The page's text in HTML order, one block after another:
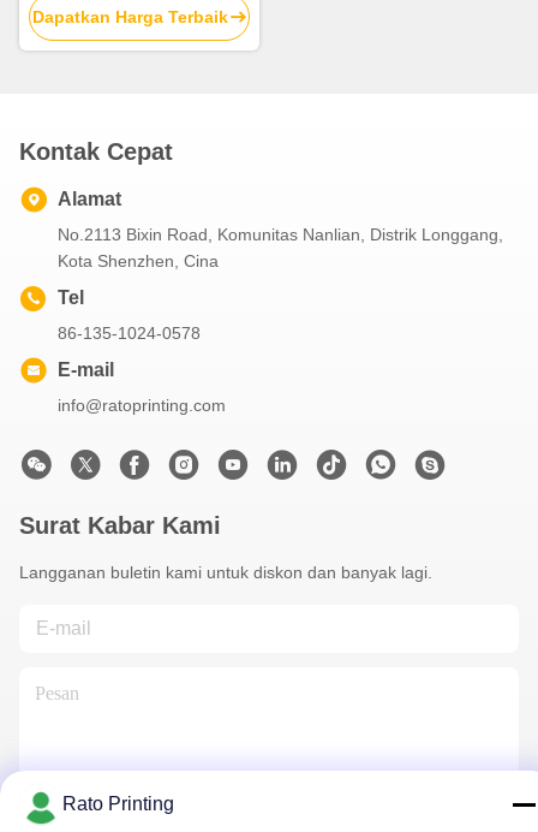
Dapatkan Harga Terbaik
Kontak Cepat
Alamat
No.2113 Bixin Road, Komunitas Nanlian, Distrik Longgang,
Kota Shenzhen, Cina
Tel
86-135-1024-0578
E-mail
info@ratoprinting.com
Surat Kabar Kami
Langganan buletin kami untuk diskon dan banyak lagi.
Rato Printing